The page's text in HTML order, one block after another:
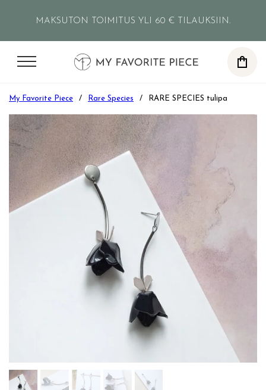
MAKSUTON TOIMITUS YLI 60 € TILAUKSIIN.
My Favorite Piece / Rare Species / RARE SPECIES tulipa